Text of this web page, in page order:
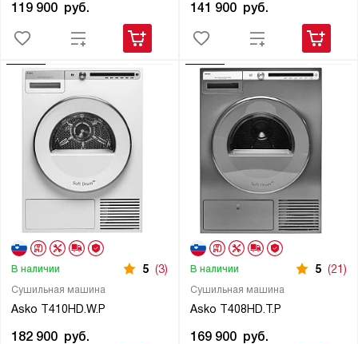
119 900 руб. 141 900 руб.
Сушильная машина
Asko T410HD.W.P
В наличии 5 (3)
182 900 руб.
Сушильная машина
Asko T408HD.T.P
В наличии 5 (21)
169 900 руб.